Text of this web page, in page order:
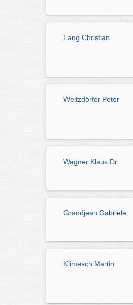
Lang Christian
Weitzdörfer Peter
Wagner Klaus Dr.
Grandjean Gabriele
Klimesch Martin